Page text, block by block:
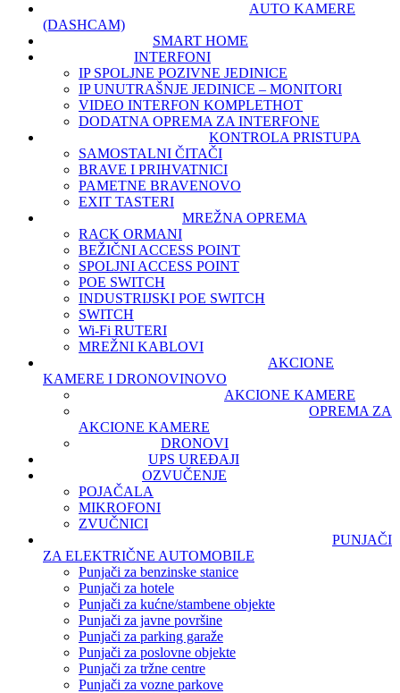
AUTO KAMERE
(DASHCAM)
SMART HOME
INTERFONI
IP SPOLJNE POZIVNE JEDINICE
IP UNUTRAŠNJE JEDINICE – MONITORI
VIDEO INTERFON KOMPLETHOT
DODATNA OPREMA ZA INTERFONE
KONTROLA PRISTUPA
SAMOSTALNI ČITAČI
BRAVE I PRIHVATNICI
PAMETNE BRAVENOVO
EXIT TASTERI
MREŽNA OPREMA
RACK ORMANI
BEŽIČNI ACCESS POINT
SPOLJNI ACCESS POINT
POE SWITCH
INDUSTRIJSKI POE SWITCH
SWITCH
Wi-Fi RUTERI
MREŽNI KABLOVI
AKCIONE
KAMERE I DRONOVINOVO
AKCIONE KAMERE
OPREMA ZA
AKCIONE KAMERE
DRONOVI
UPS UREĐAJI
OZVUČENJE
POJAČALA
MIKROFONI
ZVUČNICI
PUNJAČI
ZA ELEKTRIČNE AUTOMOBILE
Punjači za benzinske stanice
Punjači za hotele
Punjači za kućne/stambene objekte
Punjači za javne površine
Punjači za parking garaže
Punjači za poslovne objekte
Punjači za tržne centre
Punjači za vozne parkove